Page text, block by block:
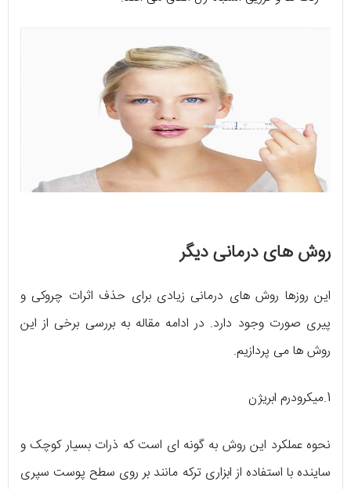
روش های درمانی دیگر
این روزها روش های درمانی زیادی برای حذف اثرات چروکی و
پیری صورت وجود دارد. در ادامه مقاله به بررسی برخی از این
روش ها می پردازیم.
1.میکرودرم ابریژن
نحوه عملکرد این روش به گونه ای است که ذرات بسیار کوچک و
ساینده با استفاده از ابزاری ترکه مانند بر روی سطح پوست سپری